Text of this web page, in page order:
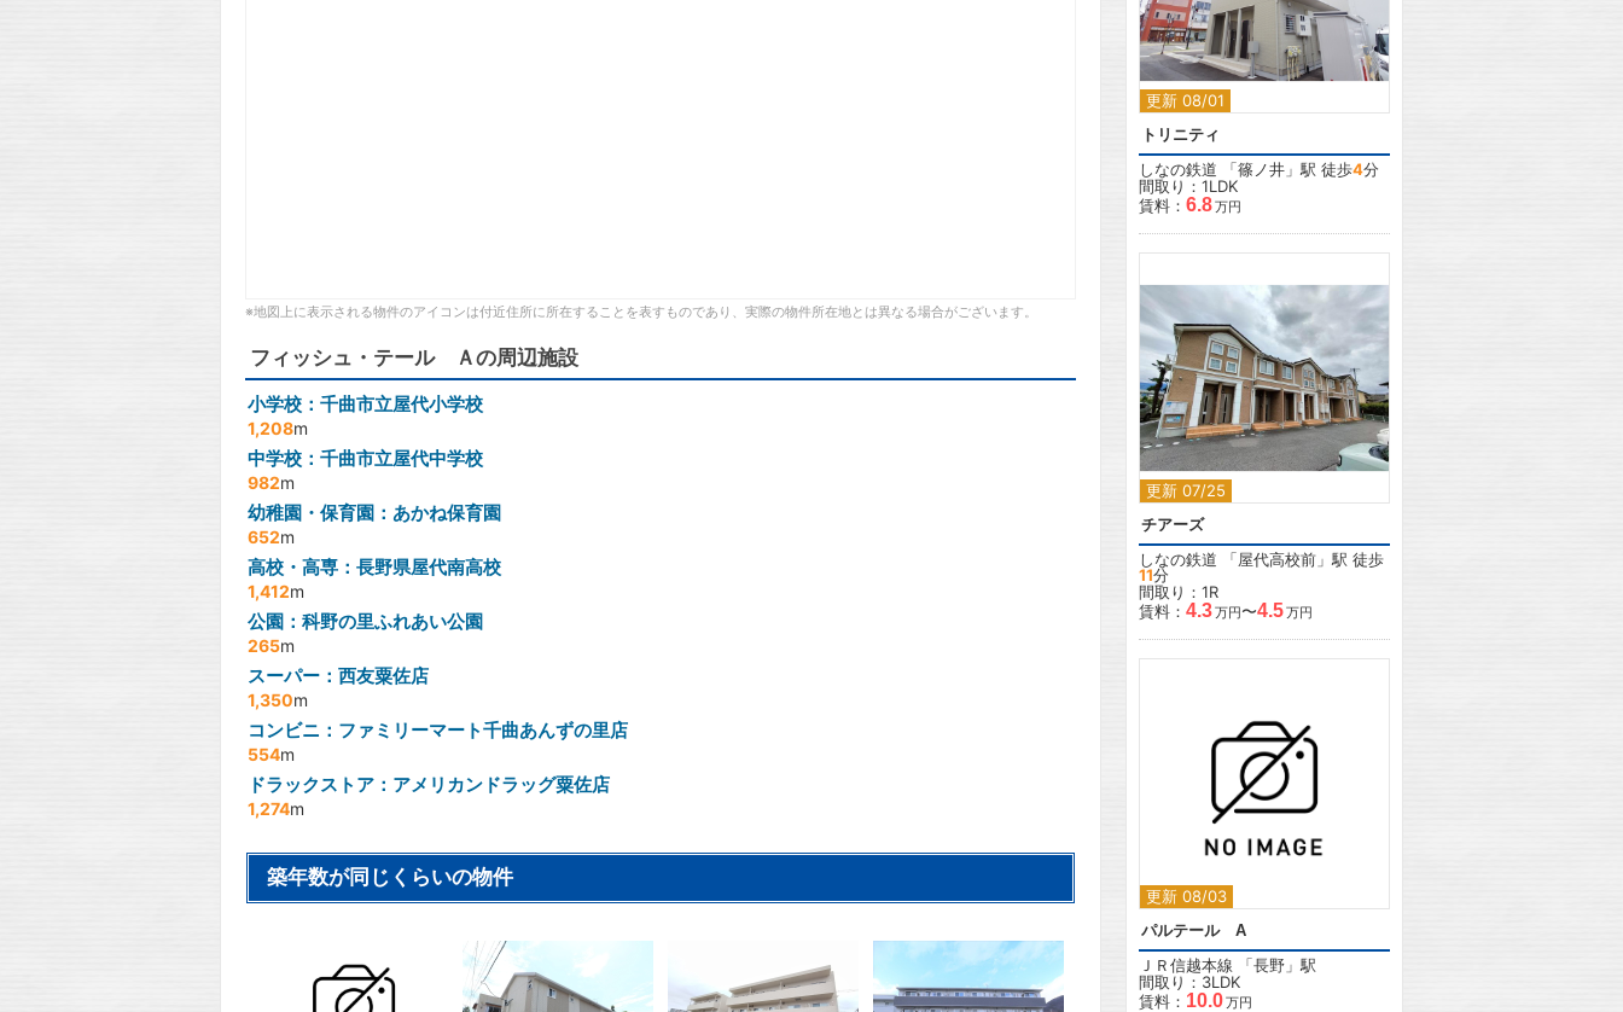
※地図上に表示される物件のアイコンは付近住所に所在することを表すものであり、実際の物件所在地とは異なる場合がございます。
フィッシュ・テール Ａの周辺施設
小学校：千曲市立屋代小学校
1,208m
中学校：千曲市立屋代中学校
982m
幼稚園・保育園：あかね保育園
652m
高校・高専：長野県屋代南高校
1,412m
公園：科野の里ふれあい公園
265m
スーパー：西友粟佐店
1,350m
コンビニ：ファミリーマート千曲あんずの里店
554m
ドラックストア：アメリカンドラッグ粟佐店
1,274m
築年数が同じくらいの物件
更新 08/01
2
トリニティ
しなの鉄道 「篠ノ井 」駅 徒歩4分
間取り：1LDK
賃料： 6.8万円
更新 07/25
2
チアーズ
しなの鉄道 「屋代高校前 」駅 徒歩
11分
間取り：1R
賃料： 4.3万円〜4.5万円
更新 08/03
パルテール A
ＪＲ信越本線 「長野 」駅
間取り：3LDK
賃料： 10.0万円